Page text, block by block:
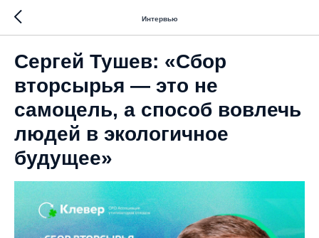
Интервью
Сергей Тушев: «Сбор
вторсырья — это не
самоцель, а способ вовлечь
людей в экологичное
будущее»